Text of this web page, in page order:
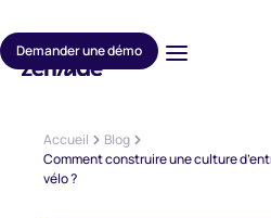
Demander une démo
Accueil
Blog
Comment construire une culture
vélo ?